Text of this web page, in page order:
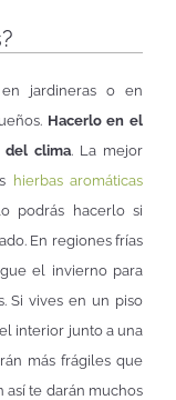
jardineras o en
Hacerlo en el
del clima. La mejor
hierbas aromáticas
podrás hacerlo si
En regiones frías
el invierno para
Si vives en un piso
interior junto a una
más frágiles que
así te darán muchos